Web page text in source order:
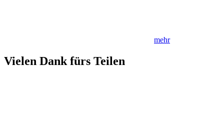
mehr
Vielen Dank fürs Teilen